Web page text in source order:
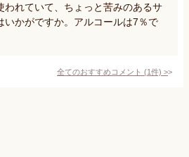
われていて、ちょっと苦みのあるサ
いかがですか。アルコールは7％で
全てのおすすめコメント (1件) >